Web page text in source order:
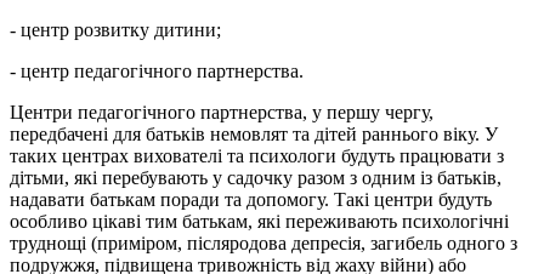
- центр розвитку дитини;
- центр педагогічного партнерства.
Центри педагогічного партнерства, у першу чергу,
передбачені для батьків немовлят та дітей раннього віку. У
таких центрах вихователі та психологи будуть працювати з
дітьми, які перебувають у садочку разом з одним із батьків,
надавати батькам поради та допомогу. Такі центри будуть
особливо цікаві тим батькам, які переживають психологічні
труднощі (приміром, післяродова депресія, загибель одного з
подружжя, підвищена тривожність від жаху війни) або